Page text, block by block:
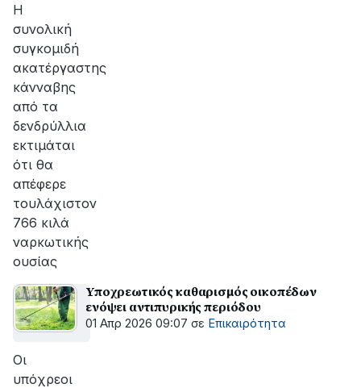
βλάβης
Η
συνολική
συγκομιδή
ακατέργαστης
κάνναβης
από τα
δενδρύλλια
εκτιμάται
ότι θα
απέφερε
τουλάχιστον
766 κιλά
ναρκωτικής
ουσίας
Υποχρεωτικός καθαρισμός οικοπέδων
ενόψει αντιπυρικής περιόδου
01 Απρ 2026 09:07 σε Επικαιρότητα
Oι
υπόχρεοι